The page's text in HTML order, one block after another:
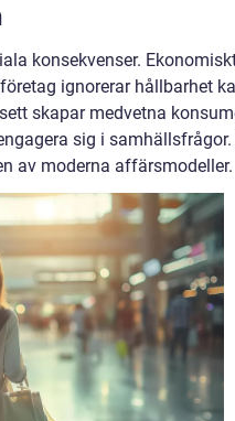
konsekvenser.
ignorerar hållbarhet
skapar medvetna
sig i
av moderna affärsmodeller.